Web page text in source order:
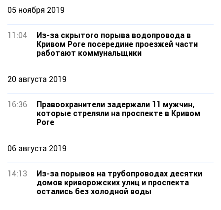
05 ноября 2019
11:04
Из-за скрытого порыва водопровода в
Кривом Роге посередине проезжей части
работают коммунальщики
20 августа 2019
16:36
Правоохранители задержали 11 мужчин,
которые стреляли на проспекте в Кривом
Роге
06 августа 2019
14:13
Из-за порывов на трубопроводах десятки
домов криворожских улиц и проспекта
остались без холодной воды